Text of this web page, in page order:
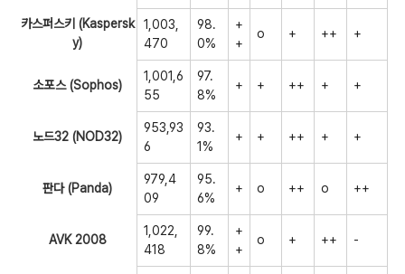
카스퍼스키 (Kaspersk
y)
1,003,
470
98.
0%
+
+
o + ++ +
소포스 (Sophos)
1,001,6
55
97.
8%
+ + ++ + +
노드32 (NOD32)
953,93
6
93.
1%
+ + ++ + +
판다 (Panda)
979,4
09
95.
6%
+ o ++ o ++
AVK 2008
1,022,
418
99.
8%
+
+
o + ++ -